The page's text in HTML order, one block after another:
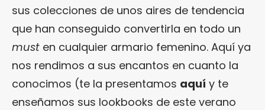
sus colecciones de unos aires de tendencia
que han conseguido convertirla en todo un
must en cualquier armario femenino. Aquí ya
nos rendimos a sus encantos en cuanto la
conocimos (te la presentamos aquí y te
enseñamos sus lookbooks de este verano